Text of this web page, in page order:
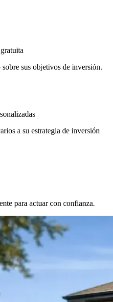
sus objetivos de inversión.
a su estrategia de inversión
para actuar con confianza.